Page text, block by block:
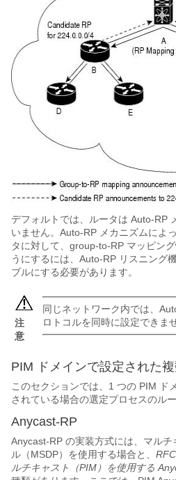
デフォルトでは、ルータは Auto-RP
いません。Auto-RP メカニズムによ
タに対して、group-to-RP マッピン
うにするには、Auto-RP リスニング
ブルにする必要があります。
注
意
同じネットワーク内では、
ロトコルを同時に設定できま
PIM ドメインで設定された
このセクションでは、1 つの PIM ド
されている場合の選定プロセスのル
Anycast-RP
Anycast-RP の実装方式には、マル
ル（MSDP）を使用する場合と、
ルチキャスト（PIM）を使用する